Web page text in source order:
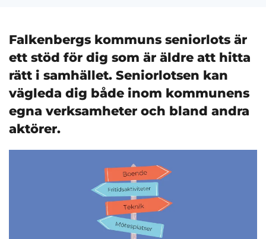
Falkenbergs kommuns seniorlots är
ett stöd för dig som är äldre att hitta
rätt i samhället. Seniorlotsen kan
vägleda dig både inom kommunens
egna verksamheter och bland andra
aktörer.